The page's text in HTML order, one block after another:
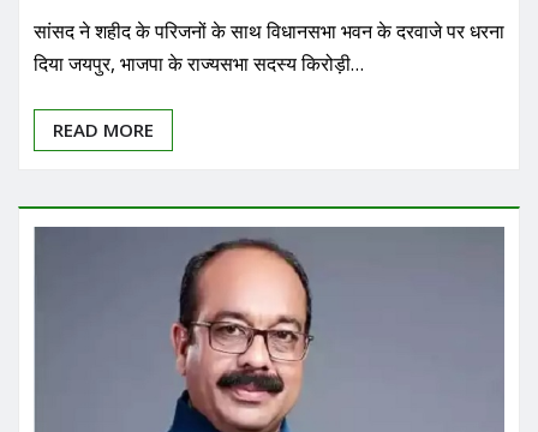
सांसद ने शहीद के परिजनों के साथ विधानसभा भवन के दरवाजे पर धरना
दिया जयपुर, भाजपा के राज्यसभा सदस्य किरोड़ी…
READ MORE